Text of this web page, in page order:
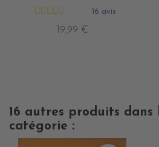
16 avis
19,99 €
16 autres produits dans
catégorie :